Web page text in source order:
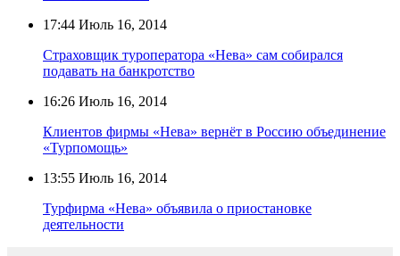
17:44 Июль 16, 2014
Страховщик туроператора «Нева» сам собирался
подавать на банкротство
16:26 Июль 16, 2014
Клиентов фирмы «Нева» вернёт в Россию объединение
«Турпомощь»
13:55 Июль 16, 2014
Турфирма «Нева» объявила о приостановке
деятельности